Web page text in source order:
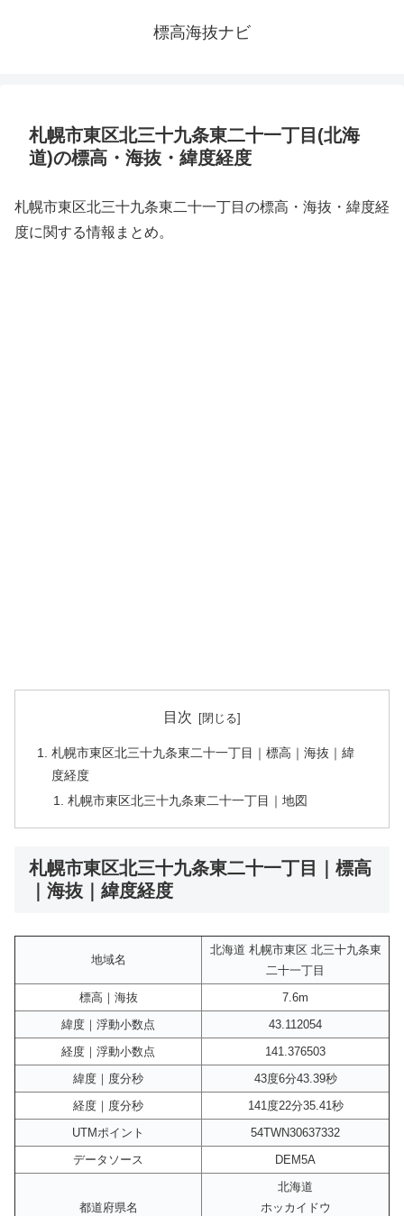
標高海抜ナビ
札幌市東区北三十九条東二十一丁目(北海
道)の標高・海抜・緯度経度
札幌市東区北三十九条東二十一丁目の標高・海抜・緯度経
度に関する情報まとめ。
目次
札幌市東区北三十九条東二十一丁目｜標高｜海抜｜緯
度経度
札幌市東区北三十九条東二十一丁目｜地図
札幌市東区北三十九条東二十一丁目｜標高
｜海抜｜緯度経度
地域名
北海道 札幌市東区 北三十九条東
二十一丁目
標高｜海抜
7.6m
緯度｜浮動小数点
43.112054
経度｜浮動小数点
141.376503
緯度｜度分秒
43度6分43.39秒
経度｜度分秒
141度22分35.41秒
UTMポイント
54TWN30637332
データソース
DEM5A
都道府県名
北海道
ホッカイドウ